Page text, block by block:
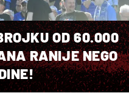
OD 60.000
RANIJE NEGO